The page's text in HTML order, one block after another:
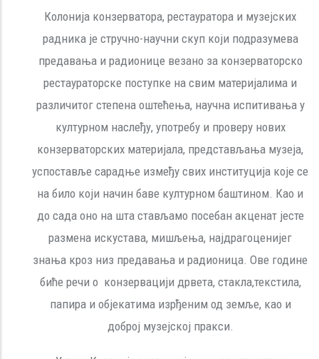
Колонија конзерватора, рестауратора и музејских
радника је стручно-научни скуп који подразумева
предавања и радионице везано за конзерваторско
рестаураторске поступке на свим материјалима и
различитог степена оштећења, научна испитивања у
културном наслеђу, употребу и проверу нових
конзерваторских материјала, представљања музеја,
успоставље сарадње између свих институција које се
на било који начин баве културном баштином. Као и
до сада оно на шта стављамо посебан акценат јесте
размена искустава, мишљења, најдрагоценијег
знања кроз низ предавања и радионица. Ове године
биће речи о конзервацији дрвета, стакла,текстила,
папира и објекатима изрђеним од земље, као и
доброј музејској пракси.